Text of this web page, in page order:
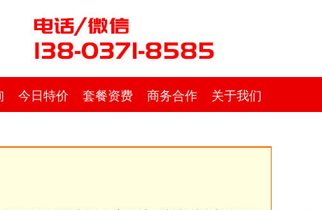
今日特价 套餐资费 商务合作 关于我们